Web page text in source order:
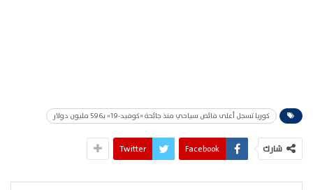
كوريا تسجل أعلى فائض سياحي منذ جائحة «كوفيد-19» بـ596 مليون دولار
شارك Facebook
Twitter